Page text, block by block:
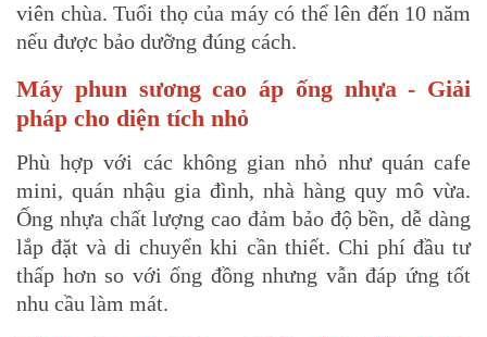
viên chùa. Tuổi thọ của máy có thể lên đến 10 năm
nếu được bảo dưỡng đúng cách.
Máy phun sương cao áp ống nhựa - Giải
pháp cho diện tích nhỏ
Phù hợp với các không gian nhỏ như quán cafe
mini, quán nhậu gia đình, nhà hàng quy mô vừa.
Ống nhựa chất lượng cao đảm bảo độ bền, dễ dàng
lắp đặt và di chuyển khi cần thiết. Chi phí đầu tư
thấp hơn so với ống đồng nhưng vẫn đáp ứng tốt
nhu cầu làm mát.